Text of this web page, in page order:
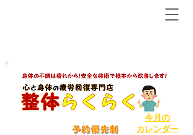
今月の
カレンダー